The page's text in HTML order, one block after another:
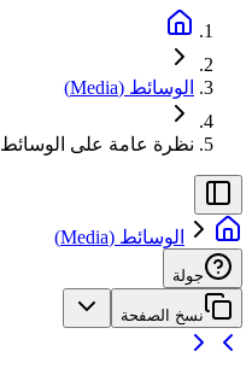
الوسائط (Media)
نظرة عامة على الوسائط
الوسائط (Media)
جولة
نسخ الصفحة